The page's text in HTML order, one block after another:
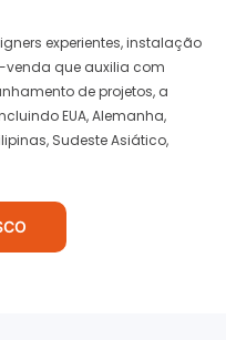
experientes, instalação
venda que auxilia com
de projetos, a
EUA, Alemanha,
Sudeste Asiático,